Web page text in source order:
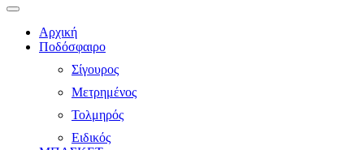
Αρχική
Ποδόσφαιρο
Σίγουρος
Μετρημένος
Τολμηρός
Ειδικός